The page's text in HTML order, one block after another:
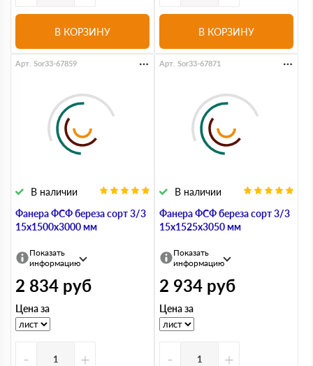
В КОРЗИНУ В КОРЗИНУ
Фанера ФСФ береза сорт 3/3
15х1500х3000 мм
В наличии
Арт. Sor33-67859
Показать
информацию
2 834 руб
Цена за
- +
Фанера ФСФ береза сорт 3/3
15х1525х3050 мм
В наличии
Арт. Sor33-67871
Показать
информацию
2 934 руб
Цена за
- +